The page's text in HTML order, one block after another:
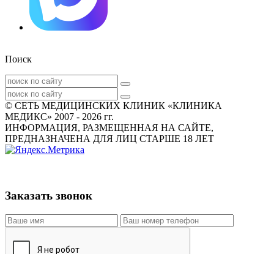
Поиск
© СЕТЬ МЕДИЦИНСКИХ КЛИНИК «КЛИНИКА
МЕДИКС» 2007 - 2026 гг.
ИНФОРМАЦИЯ, РАЗМЕЩЕННАЯ НА САЙТЕ,
ПРЕДНАЗНАЧЕНА ДЛЯ ЛИЦ СТАРШЕ 18 ЛЕТ
Заказать звонок